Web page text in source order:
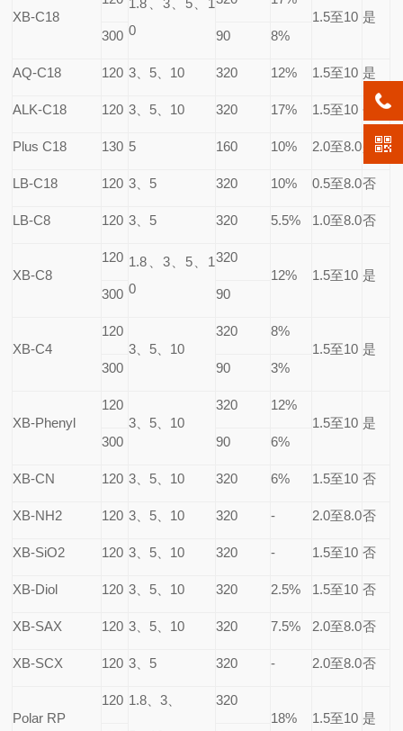
XB-C18
1.8 、3、5、1
0
1.5至10 是
300
90 8%
AQ-C18 120 3 、5、10 320 12% 1.5至10 是
ALK-C18 120 3 、5、10 320 17% 1.5至10 否
Plus C18 130 5 160 10% 2.0至8.0 是
LB-C18 120 3 、5 320 10% 0.5至8.0否
LB-C8 120 3 、5 320 5.5% 1.0至8.0否
XB-C8
120 1.8 、3、5、1
0
320
12%
1.5至10 是
300
90
XB-C4
120
3 、5、10
320
8%
1.5至10 是
300
90 3%
XB-Phenyl
120
3 、5、10
320
12%
1.5至10 是
300
90 6%
XB-CN 120 3 、5、10 320 6% 1.5至10 否
XB-NH2 120 3 、5、10 320 - 2.0至8.0否
XB-SiO2 120 3 、5、10 320 - 1.5至10 否
XB-Diol 120 3 、5、10 320 2.5% 1.5至10 否
XB-SAX 120 3 、5、10 320 7.5% 2.0至8.0否
XB-SCX 120 3 、5 320 - 2.0至8.0否
Polar RP
120 1.8 、3、
320
18%
1.5至10 是